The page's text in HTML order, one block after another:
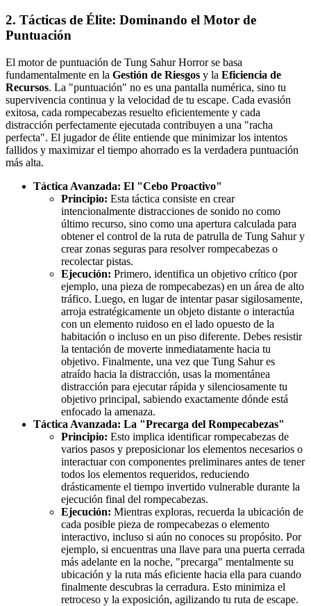
2. Tácticas de Élite: Dominando el Motor de
Puntuación
El motor de puntuación de Tung Sahur Horror se basa
fundamentalmente en la Gestión de Riesgos y la Eficiencia de
Recursos. La "puntuación" no es una pantalla numérica, sino tu
supervivencia continua y la velocidad de tu escape. Cada evasión
exitosa, cada rompecabezas resuelto eficientemente y cada
distracción perfectamente ejecutada contribuyen a una "racha
perfecta". El jugador de élite entiende que minimizar los intentos
fallidos y maximizar el tiempo ahorrado es la verdadera puntuación
más alta.
Táctica Avanzada: El "Cebo Proactivo"
Principio: Esta táctica consiste en crear
intencionalmente distracciones de sonido no como
último recurso, sino como una apertura calculada para
obtener el control de la ruta de patrulla de Tung Sahur y
crear zonas seguras para resolver rompecabezas o
recolectar pistas.
Ejecución: Primero, identifica un objetivo crítico (por
ejemplo, una pieza de rompecabezas) en un área de alto
tráfico. Luego, en lugar de intentar pasar sigilosamente,
arroja estratégicamente un objeto distante o interactúa
con un elemento ruidoso en el lado opuesto de la
habitación o incluso en un piso diferente. Debes resistir
la tentación de moverte inmediatamente hacia tu
objetivo. Finalmente, una vez que Tung Sahur es
atraído hacia la distracción, usas la momentánea
distracción para ejecutar rápida y silenciosamente tu
objetivo principal, sabiendo exactamente dónde está
enfocado la amenaza.
Táctica Avanzada: La "Precarga del Rompecabezas"
Principio: Esto implica identificar rompecabezas de
varios pasos y preposicionar los elementos necesarios o
interactuar con componentes preliminares antes de tener
todos los elementos requeridos, reduciendo
drásticamente el tiempo invertido vulnerable durante la
ejecución final del rompecabezas.
Ejecución: Mientras exploras, recuerda la ubicación de
cada posible pieza de rompecabezas o elemento
interactivo, incluso si aún no conoces su propósito. Por
ejemplo, si encuentras una llave para una puerta cerrada
más adelante en la noche, "precarga" mentalmente su
ubicación y la ruta más eficiente hacia ella para cuando
finalmente descubras la cerradura. Esto minimiza el
retroceso y la exposición, agilizando tu ruta de escape.